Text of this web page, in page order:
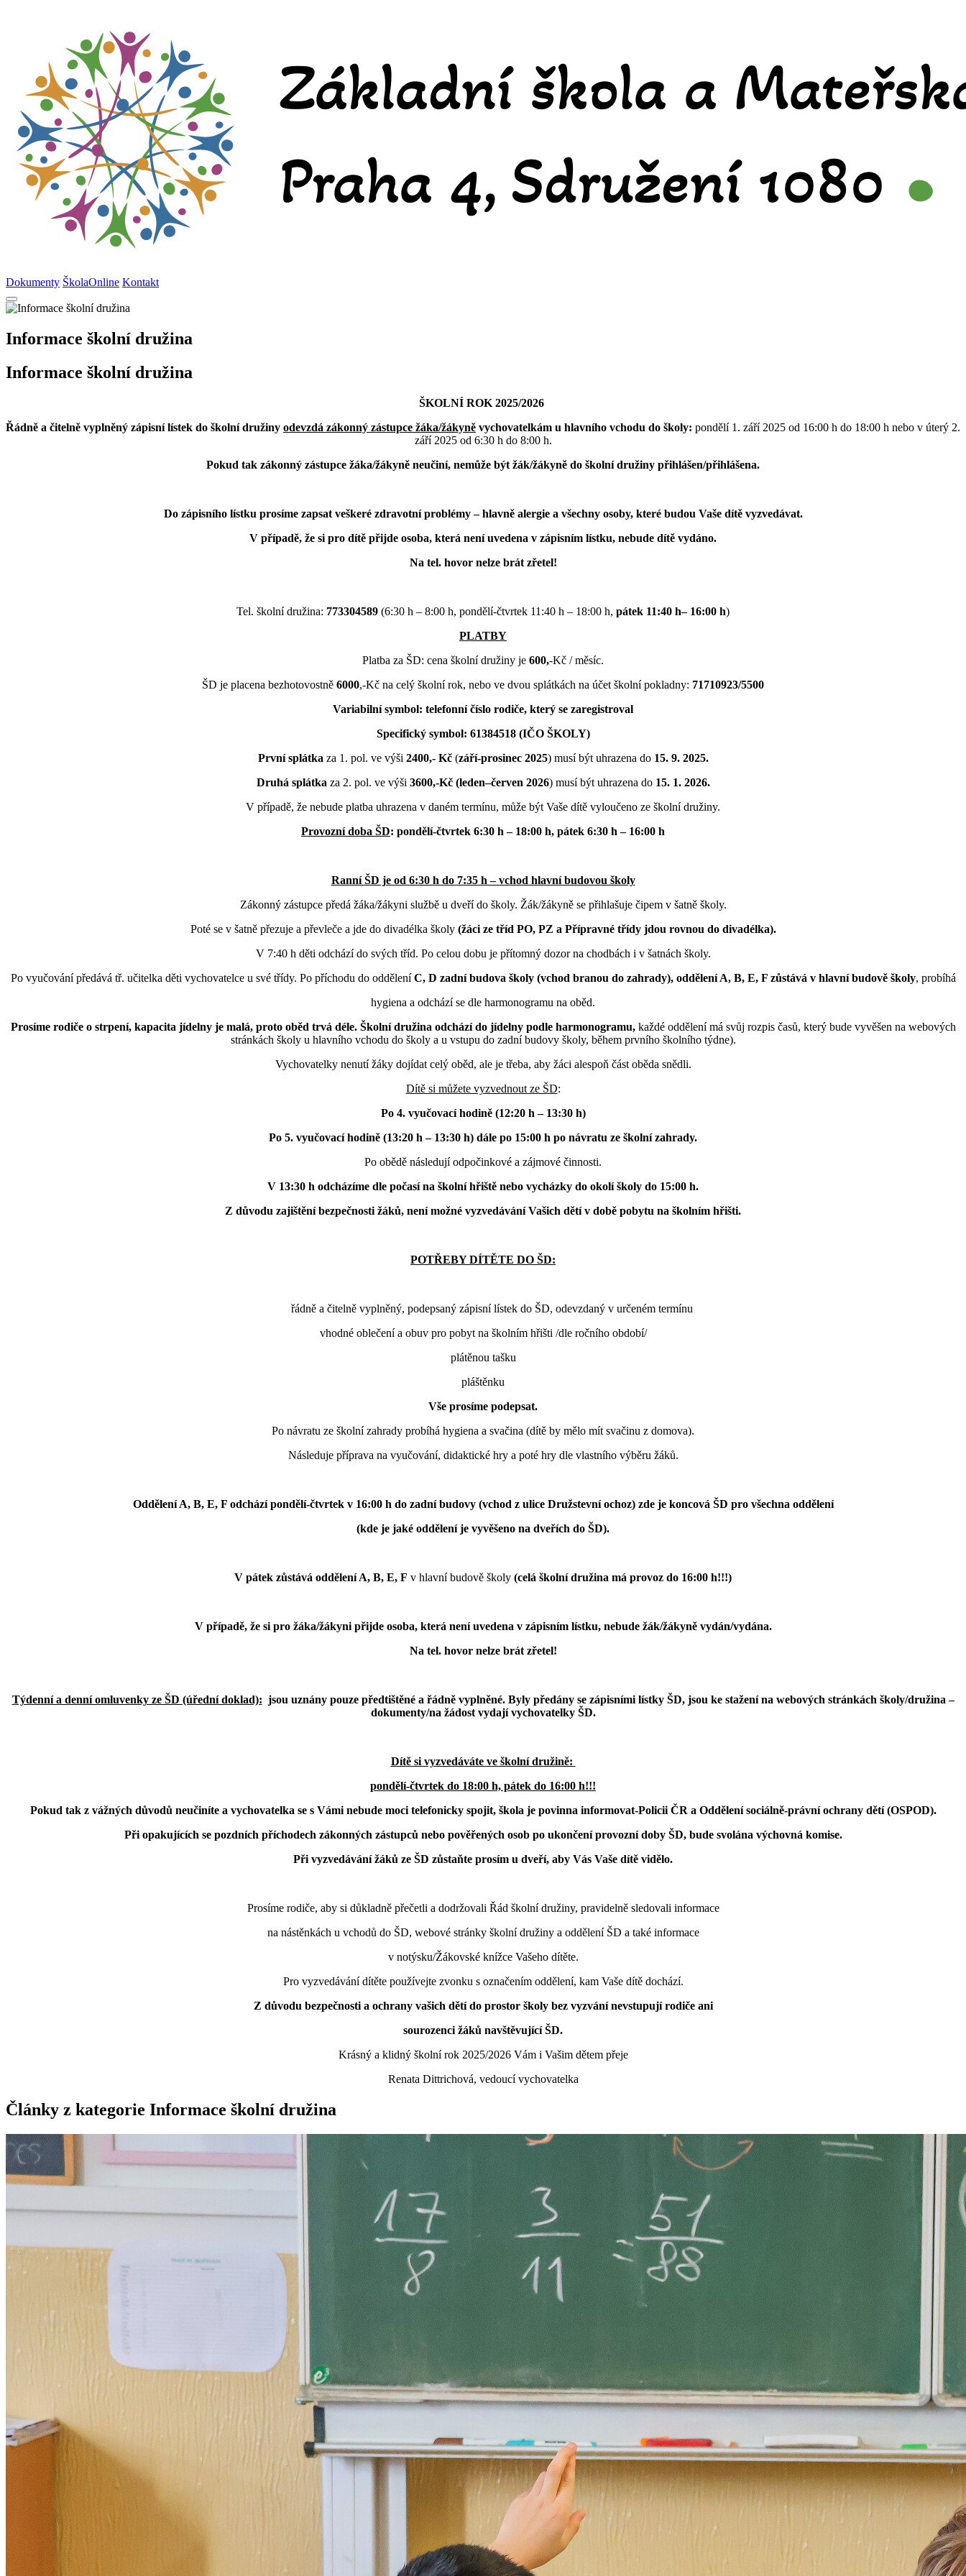
Dokumenty ŠkolaOnline Kontakt
Informace školní družina
Informace školní družina
ŠKOLNÍ ROK 2025/2026
Řádně a čitelně vyplněný zápisní lístek do školní družiny odevzdá zákonný zástupce žáka/žákyně vychovatelkám u hlavního vchodu do školy: pondělí 1. září 2025 od 16:00 h do 18:00 h nebo v úterý 2.
září 2025 od 6:30 h do 8:00 h.
Pokud tak zákonný zástupce žáka/žákyně neučiní, nemůže být žák/žákyně do školní družiny přihlášen/přihlášena.
Do zápisního lístku prosíme zapsat veškeré zdravotní problémy – hlavně alergie a všechny osoby, které budou Vaše dítě vyzvedávat.
V případě, že si pro dítě přijde osoba, která není uvedena v zápisním lístku, nebude dítě vydáno.
Na tel. hovor nelze brát zřetel!
Tel. školní družina: 773304589 (6:30 h – 8:00 h, pondělí-čtvrtek 11:40 h – 18:00 h, pátek 11:40 h– 16:00 h)
PLATBY
Platba za ŠD: cena školní družiny je 600,-Kč / měsíc.
ŠD je placena bezhotovostně 6000,-Kč na celý školní rok, nebo ve dvou splátkách na účet školní pokladny: 71710923/5500
Variabilní symbol: telefonní číslo rodiče, který se zaregistroval
Specifický symbol: 61384518 (IČO ŠKOLY)
První splátka za 1. pol. ve výši 2400,- Kč (září-prosinec 2025) musí být uhrazena do15. 9. 2025.
Druhá splátka za 2. pol. ve výši 3600,-Kč (leden–červen 2026) musí být uhrazena do 15. 1. 2026.
V případě, že nebude platba uhrazena v daném termínu, může být Vaše dítě vyloučeno ze školní družiny.
Provozní doba ŠD: pondělí-čtvrtek 6:30 h – 18:00 h, pátek 6:30 h – 16:00 h
Ranní ŠD je od 6:30 h do 7:35 h – vchod hlavní budovou školy
Zákonný zástupce předá žáka/žákyni službě u dveří do školy. Žák/žákyně se přihlašuje čipem v šatně školy.
Poté se v šatně přezuje a převleče a jde do divadélka školy (žáci ze tříd PO, PZ a Přípravné třídy jdou rovnou do divadélka).
V 7:40 h děti odchází do svých tříd. Po celou dobu je přítomný dozor na chodbách i v šatnách školy.
Po vyučování předává tř. učitelka děti vychovatelce u své třídy. Po příchodu do odděleníC, D zadní budova školy (vchod branou do zahrady), oddělení A, B, E, F zůstává v hlavní budově školy, probíhá
hygiena a odchází se dle harmonogramu na oběd.
Prosíme rodiče o strpení, kapacita jídelny je malá, proto oběd trvá déle. Školní družina odchází do jídelny podle harmonogramu, každé oddělení má svůj rozpis časů, který bude vyvěšen na webových
stránkách školy u hlavního vchodu do školy a u vstupu do zadní budovy školy, během prvního školního týdne).
Vychovatelky nenutí žáky dojídat celý oběd, ale je třeba, aby žáci alespoň část oběda snědli.
Dítě si můžete vyzvednout ze ŠD:
Po 4. vyučovací hodině (12:20 h – 13:30 h)
Po 5. vyučovací hodině (13:20 h – 13:30 h) dále po 15:00 h po návratu ze školní zahrady.
Po obědě následují odpočinkové a zájmové činnosti.
V 13:30 h odcházíme dle počasí na školní hřiště nebo vycházky do okolí školy do 15:00 h.
Z důvodu zajištění bezpečnosti žáků, není možné vyzvedávání Vašich dětí v době pobytu na školním hřišti.
POTŘEBY DÍTĚTE DO ŠD:
řádně a čitelně vyplněný, podepsaný zápisní lístek do ŠD, odevzdaný v určeném termínu
vhodné oblečení a obuv pro pobyt na školním hřišti /dle ročního období/
plátěnou tašku
pláštěnku
Vše prosíme podepsat.
Po návratu ze školní zahrady probíhá hygiena a svačina (dítě by mělo mít svačinu z domova).
Následuje příprava na vyučování, didaktické hry a poté hry dle vlastního výběru žáků.
Oddělení A, B, E, F odchází pondělí-čtvrtek v 16:00 h do zadní budovy (vchod z ulice Družstevní ochoz) zde je koncová ŠD pro všechna oddělení
(kde je jaké oddělení je vyvěšeno na dveřích do ŠD).
V pátek zůstává oddělení A, B, E, F v hlavní budově školy (celá školní družina má provoz do 16:00 h!!!)
V případě, že si pro žáka/žákyni přijde osoba, která není uvedena v zápisním lístku, nebude žák/žákyně vydán/vydána.
Na tel. hovor nelze brát zřetel!
Týdenní a denní omluvenky ze ŠD (úřední doklad): jsou uznány pouze předtištěné a řádně vyplněné. Byly předány se zápisními lístky ŠD, jsou ke stažení na webových stránkách školy/družina –
dokumenty/na žádost vydají vychovatelky ŠD.
Dítě si vyzvedáváte ve školní družině:
pondělí-čtvrtek do 18:00 h, pátek do 16:00 h!!!
Pokud tak z vážných důvodů neučiníte a vychovatelka se s Vámi nebude moci telefonicky spojit, škola je povinna informovat-Policii ČR a Oddělení sociálně-právní ochrany dětí (OSPOD).
Při opakujících se pozdních příchodech zákonných zástupců nebo pověřených osob po ukončení provozní doby ŠD, bude svolána výchovná komise.
Při vyzvedávání žáků ze ŠD zůstaňte prosím u dveří, aby Vás Vaše dítě vidělo.
Prosíme rodiče, aby si důkladně přečetli a dodržovali Řád školní družiny, pravidelně sledovali informace
na nástěnkách u vchodů do ŠD, webové stránky školní družiny a oddělení ŠD a také informace
v notýsku/Žákovské knížce Vašeho dítěte.
Pro vyzvedávání dítěte používejte zvonku s označením oddělení, kam Vaše dítě dochází.
Z důvodu bezpečnosti a ochrany vašich dětí do prostor školy bez vyzvání nevstupují rodiče ani
sourozenci žáků navštěvující ŠD.
Krásný a klidný školní rok 2025/2026 Vám i Vašim dětem přeje
Renata Dittrichová, vedoucí vychovatelka
Články z kategorie Informace školní družina